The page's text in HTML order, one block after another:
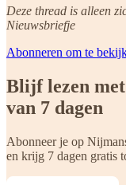
Deze thread is alleen
Nieuwsbriefje
Abonneren om te
Blijf lezen
van 7 dagen
Abonneer je op
en krijg 7 dagen gratis